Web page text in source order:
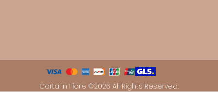
Carta in Fiore ©2026 All Rights Reserved.